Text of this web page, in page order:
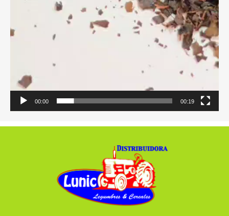
00:00 00:19